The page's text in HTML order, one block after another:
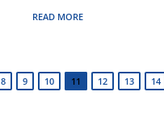
READ MORE
8 9 10 11 12 13 14